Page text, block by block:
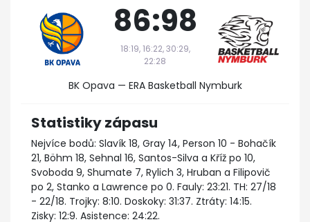
86:98
18:19, 16:22, 30:29,
22:28
BK Opava — ERA Basketball Nymburk
Statistiky zápasu
Nejvíce bodů: Slavík 18, Gray 14, Person 10 - Bohačík
21, Böhm 18, Sehnal 16, Santos-Silva a Kříž po 10,
Svoboda 9, Shumate 7, Rylich 3, Hruban a Filipovič
po 2, Stanko a Lawrence po 0. Fauly: 23:21. TH: 27/18
- 22/18. Trojky: 8:10. Doskoky: 31:37. Ztráty: 14:15.
Zisky: 12:9. Asistence: 24:22.